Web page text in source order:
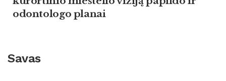
odontologo planai
Savas